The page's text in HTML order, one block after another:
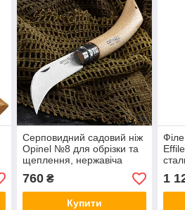
Серповидний садовий ніж
Opinel №8 для обрізки та
щеплення, нержавіча
сталь (Франція)
760₴
Купити
1